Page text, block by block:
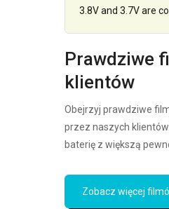
3.8V and 3.7V are
Prawdziwe
klientów
Obejrzyj prawdziwe
przez naszych
baterię z większą
Zobacz więcej